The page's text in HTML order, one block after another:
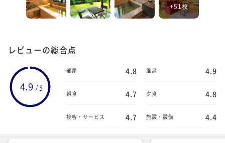
+51枚
レビューの総合点
4.9 / 5
部屋 4.8 風呂 4.9
朝食 4.7 夕食 4.8
接客・サービス 4.7 施設・設備 4.4